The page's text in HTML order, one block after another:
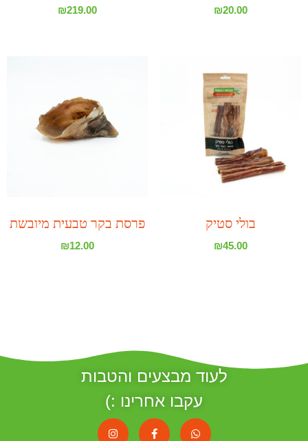
₪20.00
₪219.00
בולי סטיק
₪45.00
פרסת בקר טבעית מיובשת
₪12.00
לעוד מבצעים והטבות
עקבו אחרינו :)